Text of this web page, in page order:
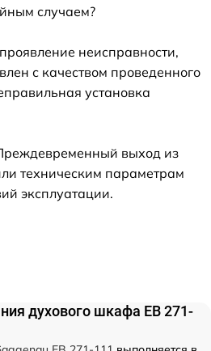
случаем?
неисправности,
с качеством проведенного
установка
выход из
техническим параметрам
эксплуатации.
духового шкафа EB 271-